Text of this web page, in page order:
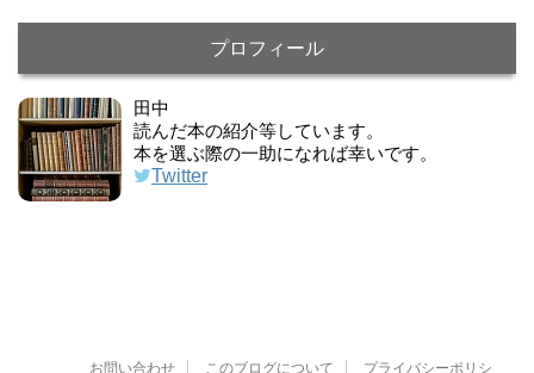
プロフィール
田中
読んだ本の紹介等しています。
本を選ぶ際の一助になれば幸いです。
Twitter
お問い合わせ このブログについて プライバシーポリシ